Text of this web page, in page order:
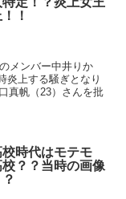
！
メンバー中井りか
炎上する騒ぎとなり
真帆（23）さんを批
時代はモテモ
？？当時の画像